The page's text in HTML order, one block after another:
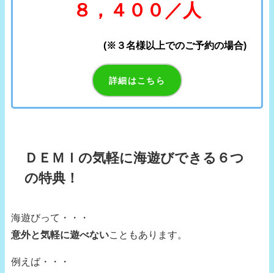
８，４００／人
(※３名様以上でのご予約の場合)
詳細はこちら
ＤＥＭＩの気軽に海遊びできる６つ
の特典！
海遊びって・・・
意外と気軽に遊べない こともあります。
例えば・・・